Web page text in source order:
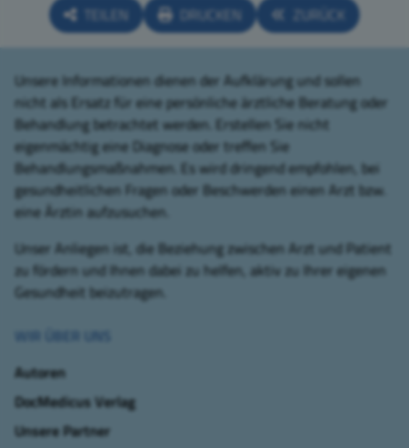
TEILEN DRUCKEN ZURÜCK
Unsere Informationen dienen der Aufklärung und sollen
nicht als Ersatz für eine persönliche ärztliche Beratung oder
Behandlung betrachtet werden. Erstellen Sie nicht
eigenmächtig eine Diagnose oder treffen Sie
Behandlungsmaßnahmen. Es wird dringend empfohlen, bei
gesundheitlichen Fragen oder Beschwerden einen Arzt bzw.
eine Ärztin aufzusuchen.
Unser Anliegen ist, die Beziehung zwischen Arzt und Patient
zu fördern und Ihnen dabei zu helfen, aktiv zu Ihrer eigenen
Gesundheit beizutragen.
WIR ÜBER UNS
Autoren
DocMedicus Verlag
Unsere Partner